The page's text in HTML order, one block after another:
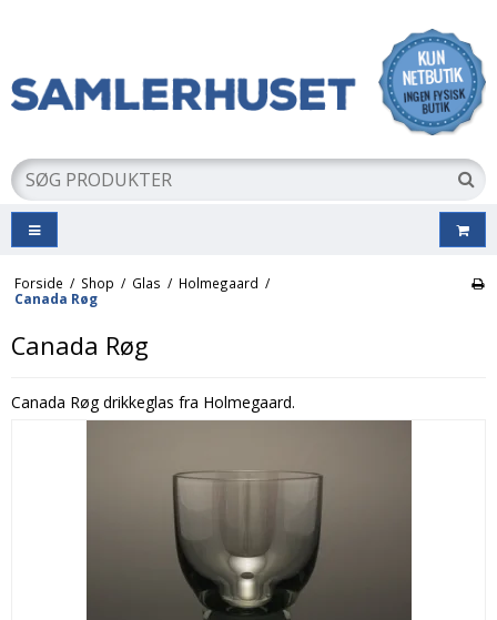
Forside / Shop / Glas / Holmegaard /
Canada Røg
Canada Røg
Canada Røg drikkeglas fra Holmegaard.